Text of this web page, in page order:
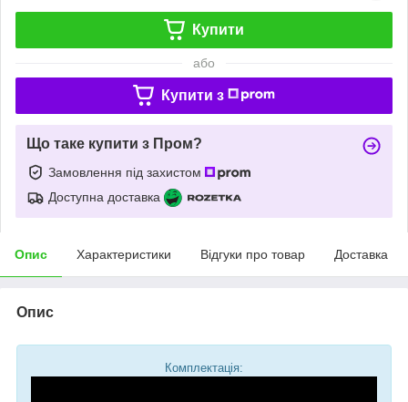
Купити
або
Купити з
Що таке купити з Пром?
Замовлення під захистом
Доступна доставка
Опис Характеристики Відгуки про товар Доставка
Опис
Комплектація: